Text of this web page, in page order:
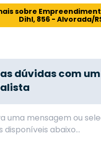
sobre
Dihl, 856 - Alvorada/
dúvidas com um